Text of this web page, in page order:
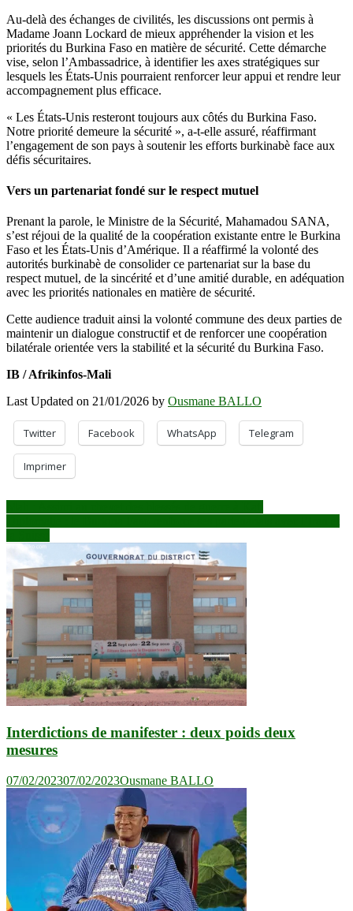
Au-delà des échanges de civilités, les discussions ont permis à
Madame Joann Lockard de mieux appréhender la vision et les
priorités du Burkina Faso en matière de sécurité. Cette démarche
vise, selon l’Ambassadrice, à identifier les axes stratégiques sur
lesquels les États-Unis pourraient renforcer leur appui et rendre leur
accompagnement plus efficace.
« Les États-Unis resteront toujours aux côtés du Burkina Faso.
Notre priorité demeure la sécurité », a-t-elle assuré, réaffirmant
l’engagement de son pays à soutenir les efforts burkinabè face aux
défis sécuritaires.
Vers un partenariat fondé sur le respect mutuel
Prenant la parole, le Ministre de la Sécurité, Mahamadou SANA,
s’est réjoui de la qualité de la coopération existante entre le Burkina
Faso et les États-Unis d’Amérique. Il a réaffirmé la volonté des
autorités burkinabè de consolider ce partenariat sur la base du
respect mutuel, de la sincérité et d’une amitié durable, en adéquation
avec les priorités nationales en matière de sécurité.
Cette audience traduit ainsi la volonté commune des deux parties de
maintenir un dialogue constructif et de renforcer une coopération
bilatérale orientée vers la stabilité et la sécurité du Burkina Faso.
IB / Afrikinfos-Mali
Last Updated on 21/01/2026 by Ousmane BALLO
Twitter Facebook WhatsApp Telegram
Imprimer
Navigation
de
l’article
Interdictions de manifester : deux poids deux
mesures
07/02/202307/02/2023Ousmane BALLO